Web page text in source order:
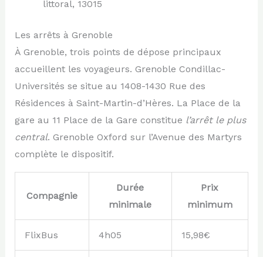
littoral, 13015
Les arrêts à Grenoble
À Grenoble, trois points de dépose principaux
accueillent les voyageurs. Grenoble Condillac-
Universités se situe au 1408-1430 Rue des
Résidences à Saint-Martin-d’Hères. La Place de la
gare au 11 Place de la Gare constitue l’arrêt le plus
central. Grenoble Oxford sur l’Avenue des Martyrs
complète le dispositif.
Compagnie
Durée
minimale
Prix
minimum
FlixBus 4h05 15,98€